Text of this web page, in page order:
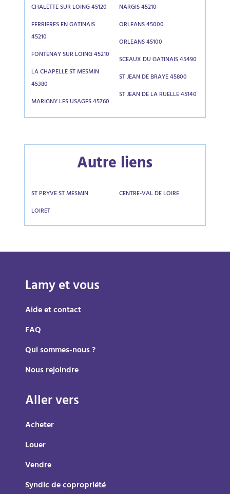
CHALETTE SUR LOING 45120
FERRIERES EN GATINAIS
45210
FONTENAY SUR LOING 45210
LA CHAPELLE ST MESMIN
45380
MARIGNY LES USAGES 45760
NARGIS 45210
ORLEANS 45000
ORLEANS 45100
SCEAUX DU GATINAIS 45490
ST JEAN DE BRAYE 45800
ST JEAN DE LA RUELLE 45140
Autre liens
ST PRYVE ST MESMIN
LOIRET
CENTRE-VAL DE LOIRE
Lamy et vous
Aide et contact
FAQ
Qui sommes-nous ?
Nous rejoindre
Aller vers
Acheter
Louer
Vendre
Syndic de copropriété